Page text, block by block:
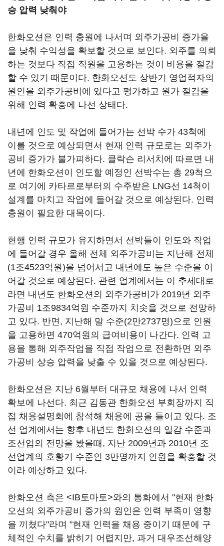
승 압력 낮춰야
한화오션은 인력 충원에 나서며 외주가공비 증가율
을 낮춰 수익성을 확보할 것으로 보인다. 외주를 의뢰
하는 것보다 직접 직원을 고용하는 것이 비용을 절감
할 수 있기 때문이다. 한화오션도 상반기 영업적자의
원인을 외주가공비에 있다고 평가하고 원가 절감을
위해 인력 확충에 나선 상태다.
내년에 인도 및 작업에 들어가는 선박 수가 43척에
이를 것으로 예상되면서 현재 인력 규모로는 외주가
공비 증가가 불가피하다. 클락슨 리서치에 따르면 내
년에 한화오션이 인도할 예정인 선박수는 총 29척으
로 여기에 카타르로부터의 수주받은 LNG선 14척이
설계를 마치고 작업에 들어갈 것으로 예상된다. 인력
충원이 필요한 대목이다.
현행 인력 규모가 유지하면서 선박들이 인도와 작업
에 들어갈 경우 올해 전체 외주가공비는 지난해 전체
(1조4523억원)을 넘어서고 내년에도 높은 수준을 이
어갈 것으로 예상된다. 관련 업계에서는 이 추세대로
라면 내년도 한화오션의 외주가공비가 2019년 외주
가공비 1조9834억원 수준까지 치솟을 것으로 전망하
고 있다. 반면, 지난해 말 수준(2만2737명)으로 인원
을 고용하면 470억원의 급여비용이 나간다. 인력 고
용을 통해 외주작업을 직접 작업으로 전환하면 외주
가공비 상승 압력을 낮출 수 있을 것으로 예상된다.
한화오션은 지난 6월부터 대규모 채용에 나서 인력
확보에 나선다. 최근 김동관 한화오션 부회장까지 직
접 채용설명회에 참석해 채용에 공을 들이고 있다. 조
선 업계에서는 향후 내년도 한화오션의 일감 수준과
조선업의 전망을 봤을때, 지난 2009년과 2010년 조
선업계의 호황기 수준인 3만명까지 인원을 확충할 것
이라 예상하고 있다.
한화오션 측은 <IB토마토>와의 통화에서 "현재 한화
오션의 외주가공비 증가의 원인은 인력 부족이 영향
을 끼쳤다"라며 "현재 인력을 채용 중이기 때문에 구
체적인 수치를 밝히기 어렵지만, 과거 대우조선해양